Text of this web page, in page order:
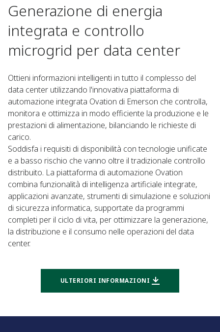
Generazione di energia
integrata e controllo
microgrid per data center
Ottieni informazioni intelligenti in tutto il complesso del
data center utilizzando l'innovativa piattaforma di
automazione integrata Ovation di Emerson che controlla,
monitora e ottimizza in modo efficiente la produzione e le
prestazioni di alimentazione, bilanciando le richieste di
carico.
Soddisfa i requisiti di disponibilità con tecnologie unificate
e a basso rischio che vanno oltre il tradizionale controllo
distribuito. La piattaforma di automazione Ovation
combina funzionalità di intelligenza artificiale integrate,
applicazioni avanzate, strumenti di simulazione e soluzioni
di sicurezza informatica, supportate da programmi
completi per il ciclo di vita, per ottimizzare la generazione,
la distribuzione e il consumo nelle operazioni del data
center.
ULTERIORI INFORMAZIONI